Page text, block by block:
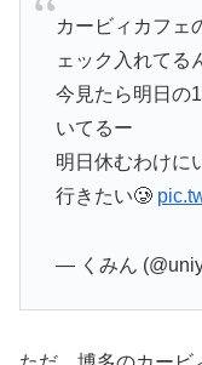
カービィカフェ
ェック入れてる
今見たら明日の
いてるー
明日休むわけに
行きたい🥲
— くみん